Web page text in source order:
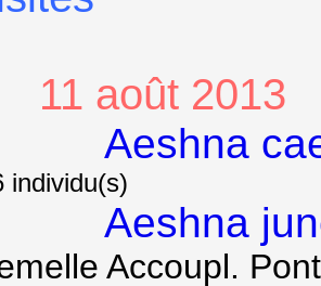
11 août 2013
Aeshna
individu(s)
Aeshna
Accoupl.